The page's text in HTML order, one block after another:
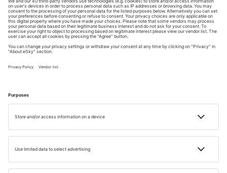
Minden, ami számít, mindig kéznél van!
4.6